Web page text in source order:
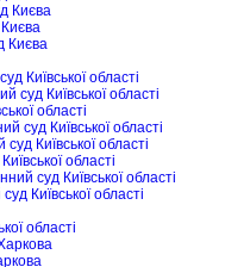
Києва
Києва
Київської області
суд Київської області
області
суд Київської області
Київської області
області
суд Київської області
Київської області
області